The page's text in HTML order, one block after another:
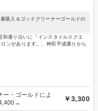
吸入＆ゴッドクリーナーゴールドの
通り沿いに『インスタイルスクエ
ンがあります。、神田平成通りから
ー・ゴールドによ
￥3,300